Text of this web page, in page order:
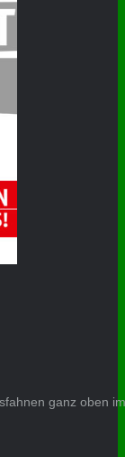
ganz oben